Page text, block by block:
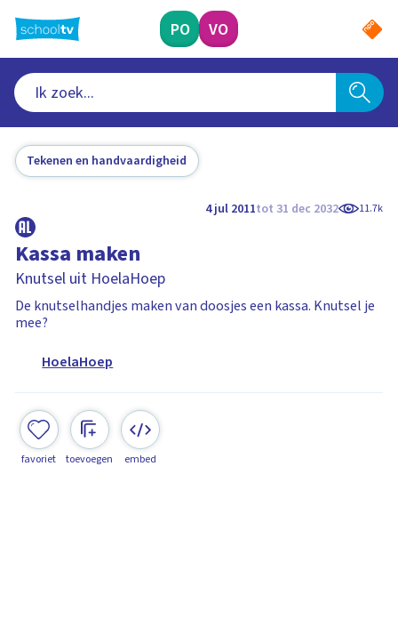
naar
hoofdinhoud
PO VO
Tekenen en handvaardigheid
4 jul 2011tot 31 dec 2032 11.7k
Kassa maken
Knutsel uit HoelaHoep
De knutselhandjes maken van doosjes een kassa. Knutsel je
mee?
HoelaHoep
favoriet toevoegen embed